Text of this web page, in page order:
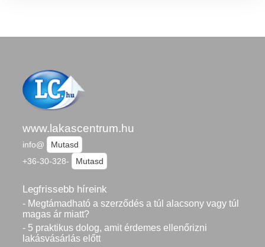
www.lakascentrum.hu
info@
Mutasd
+36-30-328-
Mutasd
Legfrissebb híreink
- Megtámadható a szerződés a túl alacsony vagy túl
magas ár miatt?
- 5 praktikus dolog, amit érdemes ellenőrizni
lakásvásárlás előtt